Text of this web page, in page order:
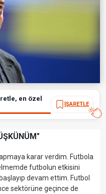
en özel
İŞARETLE
karar verdim. Futbola
futbolun etkisini
devam ettim. Futbol
sektörüne geçince de